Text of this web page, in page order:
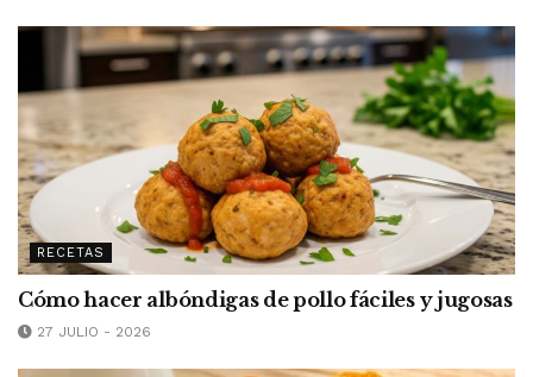
RECETAS
Cómo hacer albóndigas de pollo fáciles y jugosas
27 JULIO - 2026